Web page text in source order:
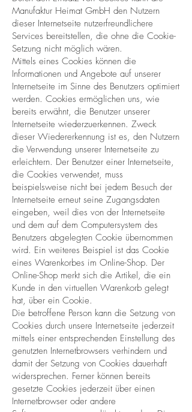
Manufaktur Heimat GmbH den Nutzern
dieser Internetseite nutzerfreundlichere
Services bereitstellen, die ohne die Cookie-
Setzung nicht möglich wären.
Mittels eines Cookies können die
Informationen und Angebote auf unserer
Internetseite im Sinne des Benutzers optimiert
werden. Cookies ermöglichen uns, wie
bereits erwähnt, die Benutzer unserer
Internetseite wiederzuerkennen. Zweck
dieser Wiedererkennung ist es, den Nutzern
die Verwendung unserer Internetseite zu
erleichtern. Der Benutzer einer Internetseite,
die Cookies verwendet, muss
beispielsweise nicht bei jedem Besuch der
Internetseite erneut seine Zugangsdaten
eingeben, weil dies von der Internetseite
und dem auf dem Computersystem des
Benutzers abgelegten Cookie übernommen
wird. Ein weiteres Beispiel ist das Cookie
eines Warenkorbes im Online-Shop. Der
Online-Shop merkt sich die Artikel, die ein
Kunde in den virtuellen Warenkorb gelegt
hat, über ein Cookie.
Die betroffene Person kann die Setzung von
Cookies durch unsere Internetseite jederzeit
mittels einer entsprechenden Einstellung des
genutzten Internetbrowsers verhindern und
damit der Setzung von Cookies dauerhaft
widersprechen. Ferner können bereits
gesetzte Cookies jederzeit über einen
Internetbrowser oder andere